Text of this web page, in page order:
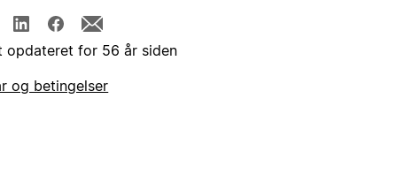
opdateret for 56 år siden
og betingelser